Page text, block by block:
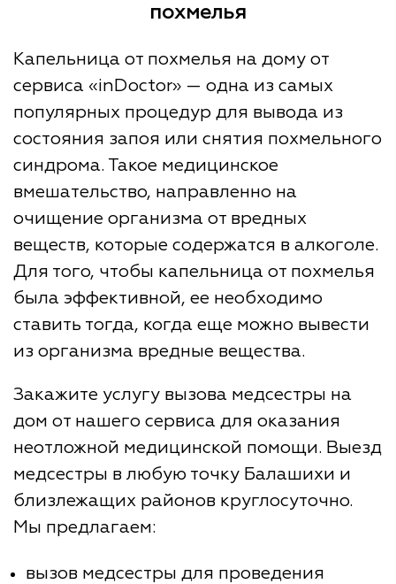
похмелья
Капельница от похмелья на дому от
сервиса «inDoctor» — одна из самых
популярных процедур для вывода из
состояния запоя или снятия похмельного
синдрома. Такое медицинское
вмешательство, направленно на
очищение организма от вредных
веществ, которые содержатся в алкоголе.
Для того, чтобы капельница от похмелья
была эффективной, ее необходимо
ставить тогда, когда еще можно вывести
из организма вредные вещества.
Закажите услугу вызова медсестры на
дом от нашего сервиса для оказания
неотложной медицинской помощи. Выезд
медсестры в любую точку Балашихи и
близлежащих районов круглосуточно.
Мы предлагаем:
вызов медсестры для проведения